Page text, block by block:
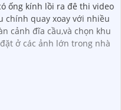
ống kính lồi ra đê thi video
chính quay xoay với nhiều
cảnh đĩa cầu,và chọn khu
ở các ảnh lớn trong nhà